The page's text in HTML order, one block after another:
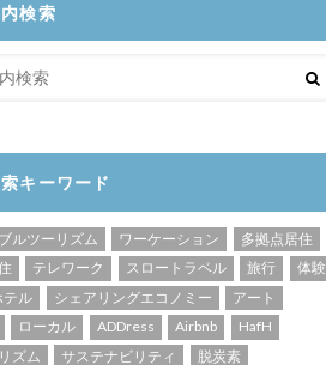
検索
キーワード
ルツーリズム ワーケーション
多拠点居住
テレワーク スロートラベル 旅行
体験
テル シェアリングエコノミー
アート
ローカル ADDress Airbnb
HafH
ズム
サステナビリティ 脱炭素